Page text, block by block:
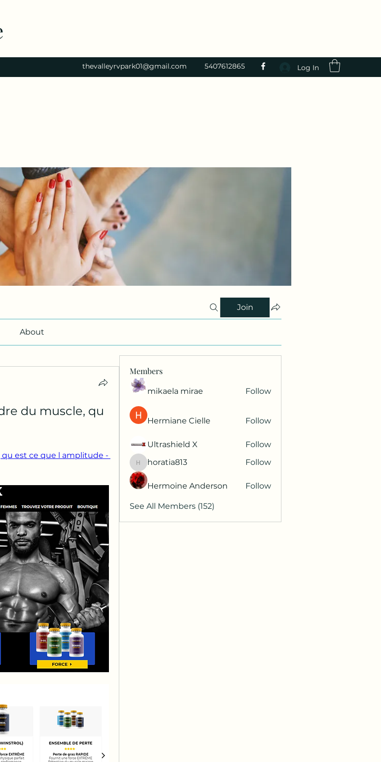
thevalleyrvpark01@gmail.com 5407612865 Log In
Join
About
du muscle, qu
est ce que l amplitude -
Members
mikaela mirae Follow
Hermiane Cielle Follow
Ultrashield X Follow
horatia813
horatia813 Follow
Hermoine Anderson Follow
See All Members (152)